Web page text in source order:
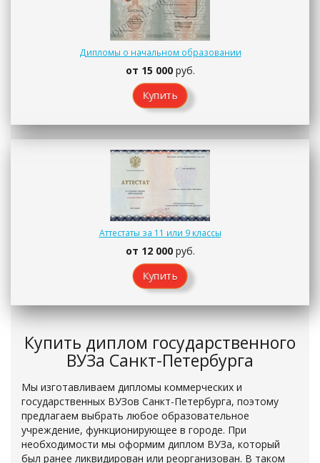
Дипломы о начальном образовании
от 15 000руб.
Купить
Аттестаты за 11 или 9 классы
от 12 000руб.
Купить
Купить диплом государственного
ВУЗа Санкт-Петербурга
Мы изготавливаем дипломы коммерческих и
государственных ВУЗов Санкт-Петербурга, поэтому
предлагаем выбрать любое образовательное
учреждение, функционирующее в городе. При
необходимости мы оформим диплом ВУЗа, который
был ранее ликвидирован или реорганизован. В таком